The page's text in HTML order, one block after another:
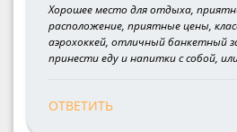
Хорошее место для отдыха,
расположение, приятные цены,
аэрохоккей, отличный банкетный
принести еду и напитки с собой,
ОТВЕТИТЬ